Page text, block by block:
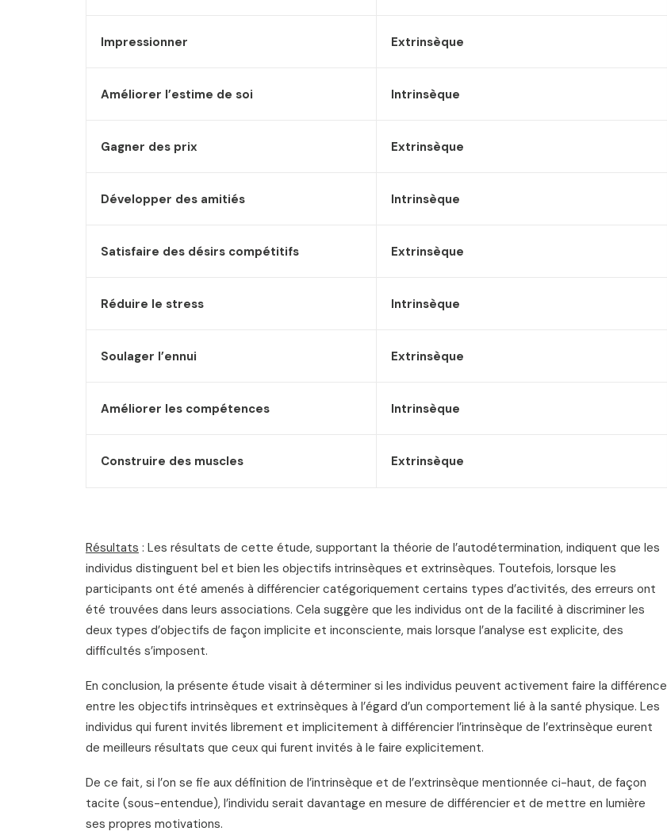
Impressionner Extrinsèque
Améliorer l’estime de soi Intrinsèque
Gagner des prix Extrinsèque
Développer des amitiés Intrinsèque
Satisfaire des désirs compétitifs Extrinsèque
Réduire le stress Intrinsèque
Soulager l’ennui Extrinsèque
Améliorer les compétences Intrinsèque
Construire des muscles Extrinsèque
Résultats : Les résultats de cette étude, supportant la théorie de l’autodétermination, indiquent que les
individus distinguent bel et bien les objectifs intrinsèques et extrinsèques. Toutefois, lorsque les
participants ont été amenés à différencier catégoriquement certains types d’activités, des erreurs ont
été trouvées dans leurs associations. Cela suggère que les individus ont de la facilité à discriminer les
deux types d’objectifs de façon implicite et inconsciente, mais lorsque l’analyse est explicite, des
difficultés s’imposent.
En conclusion, la présente étude visait à déterminer si les individus peuvent activement faire la différence
entre les objectifs intrinsèques et extrinsèques à l’égard d’un comportement lié à la santé physique. Les
individus qui furent invités librement et implicitement à différencier l’intrinsèque de l’extrinsèque eurent
de meilleurs résultats que ceux qui furent invités à le faire explicitement.
De ce fait, si l’on se fie aux définition de l’intrinsèque et de l’extrinsèque mentionnée ci-haut, de façon
tacite (sous-entendue), l’individu serait davantage en mesure de différencier et de mettre en lumière
ses propres motivations.